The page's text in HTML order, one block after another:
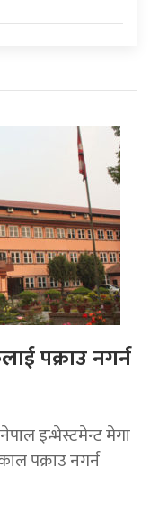
पक्राउ नगर्न
इन्भेस्टमेन्ट मेगा
पक्राउ नगर्न